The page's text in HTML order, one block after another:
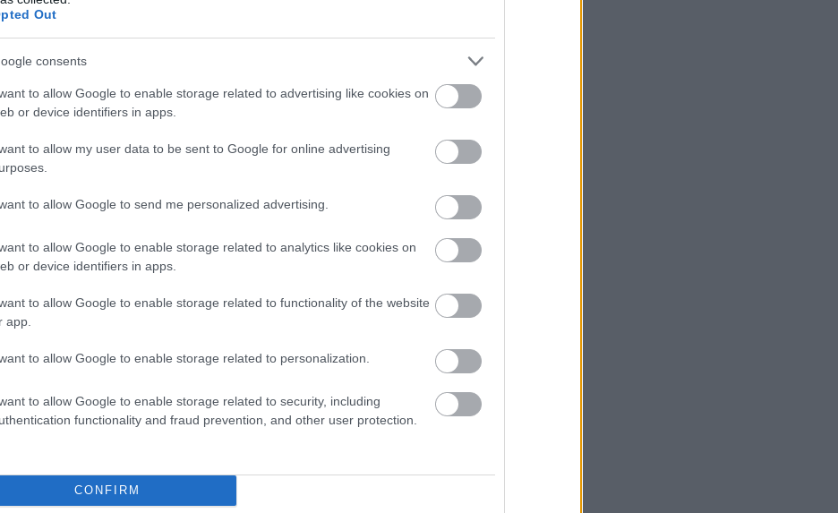
Out
consents
to allow Google to enable storage related to advertising like cookies on
or device identifiers in apps.
to allow my user data to be sent to Google for online advertising
to allow Google to send me personalized advertising.
to allow Google to enable storage related to analytics like cookies on
or device identifiers in apps.
to allow Google to enable storage related to functionality of the website
app.
to allow Google to enable storage related to personalization.
to allow Google to enable storage related to security, including
functionality and fraud prevention, and other user protection.
CONFIRM
saulaina diena, pūtīs neliels dienvidu vējš un
+26 grādiem.
spiediena apgabals. Atmosfēras spiediens
līmenī.
būs augsts. No saules visvairāk jāsargājas laika